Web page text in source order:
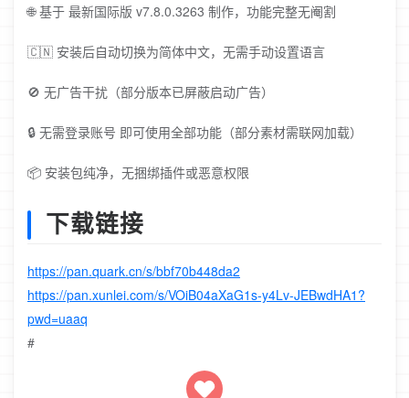
🌐 基于 最新国际版 v7.8.0.3263 制作，功能完整无阉割
🇨🇳 安装后自动切换为简体中文，无需手动设置语言
🚫 无广告干扰（部分版本已屏蔽启动广告）
🔒 无需登录账号 即可使用全部功能（部分素材需联网加载）
📦 安装包纯净，无捆绑插件或恶意权限
下载链接
https://pan.quark.cn/s/bbf70b448da2
https://pan.xunlei.com/s/VOiB04aXaG1s-y4Lv-JEBwdHA1?
pwd=uaaq
#